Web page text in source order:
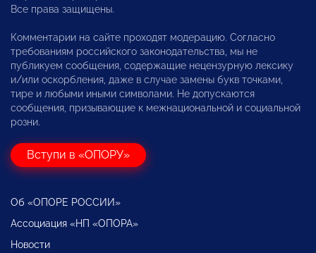
Все права защищены.
Комментарии на сайте проходят модерацию. Согласно
требованиям российского законодательства, мы не
публикуем сообщения, содержащие нецензурную лексику
и/или оскорбления, даже в случае замены букв точками,
тире и любыми иными символами. Не допускаются
сообщения, призывающие к межнациональной и социальной
розни.
Вступи в «ОПОРУ»
Об «ОПОРЕ РОССИИ»
Ассоциация «НП «ОПОРА»
Новости